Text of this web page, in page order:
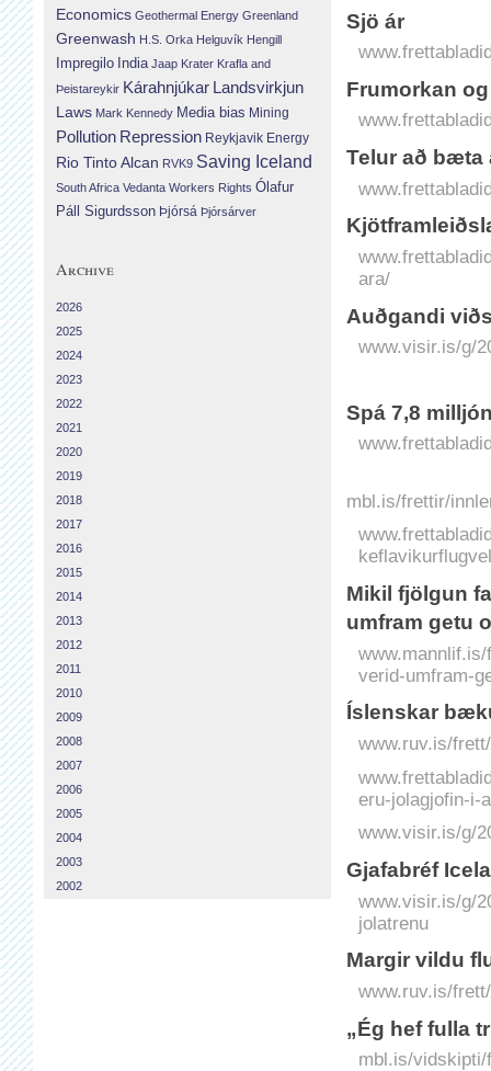
Sjö ár
Frum­orkan
Telur að bæta
ara/
Auðgandi
www.visir.is/g/
Spá 7,8
mbl.is/frettir/
Mikil fjölgun
umfram getu
verid-umfram-
Íslenskar
www.ruv.is/
eru-jolagjofin-i-
www.visir.is/g/
Gjafabréf
www.visir.is/g/
jolatrenu
Margir vildu
www.ruv.is/
„Ég hef fulla
mbl.is/vidskipti/
Economics Geothermal Energy Greenland
Greenwash H.S. Orka Helguvík Hengill
Impregilo India Jaap Krater Krafla and
Þeistareykir Kárahnjúkar Landsvirkjun
Laws Mark Kennedy Media bias Mining
Pollution Repression Reykjavik Energy
Rio Tinto Alcan RVK9 Saving Iceland
South Africa Vedanta Workers Rights Ólafur
Páll Sigurdsson Þjórsá Þjórsárver
Archive
2026
2025
2024
2023
2022
2021
2020
2019
2018
2017
2016
2015
2014
2013
2012
2011
2010
2009
2008
2007
2006
2005
2004
2003
2002